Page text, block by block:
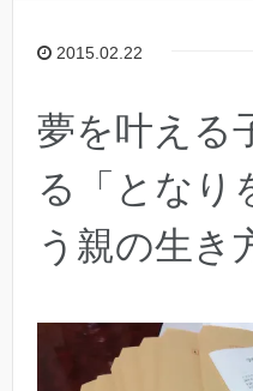
2015.02.22
夢を叶える
る「となり
う親の生き